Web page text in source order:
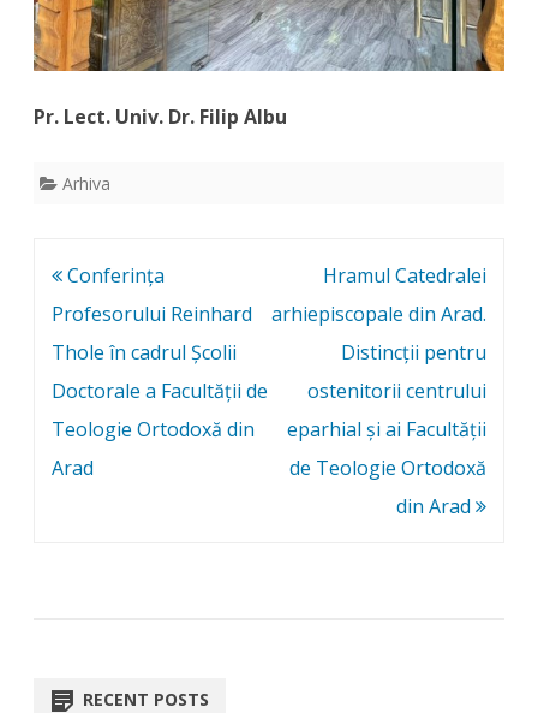
Pr. Lect. Univ. Dr. Filip Albu
Arhiva
Post
navigation
Conferința
Profesorului Reinhard
Thole în cadrul Școlii
Doctorale a Facultății de
Teologie Ortodoxă din
Arad
Hramul Catedralei
arhiepiscopale din Arad.
Distincții pentru
ostenitorii centrului
eparhial și ai Facultății
de Teologie Ortodoxă
din Arad
RECENT POSTS